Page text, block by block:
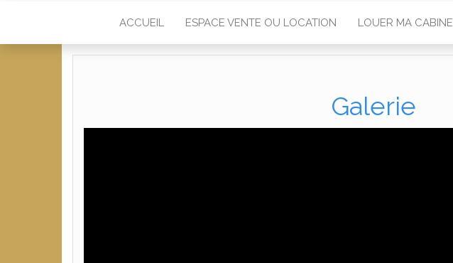
ACCUEIL ESPACE VENTE OU LOCATION LOUER MA CABINE
Galerie